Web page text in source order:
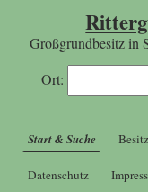
Großgrundbesitz in
Ort:
Start & Suche
Datenschutz